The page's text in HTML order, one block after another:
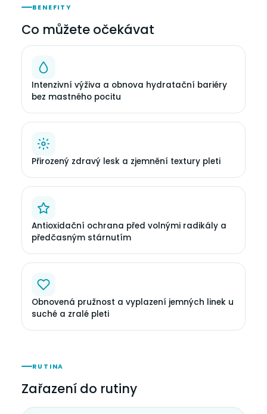
BENEFITY
Co můžete očekávat
Intenzivní výživa a obnova hydratační bariéry
bez mastného pocitu
Přirozený zdravý lesk a zjemnění textury pleti
Antioxidační ochrana před volnými radikály a
předčasným stárnutím
Obnovená pružnost a vyplazení jemných linek u
suché a zralé pleti
RUTINA
Zařazení do rutiny